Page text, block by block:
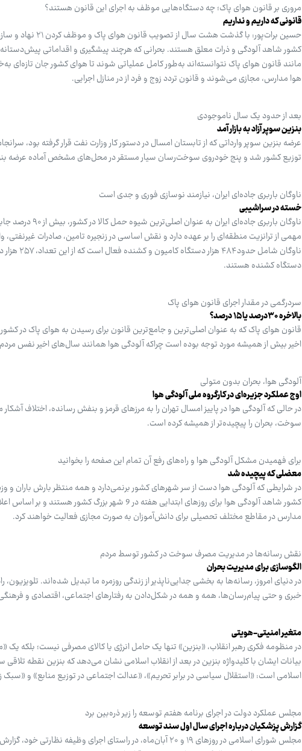
مروری بر قانون هوای پاک؛ چه دستگاه‌هایی موظف به اجرای این قانون هستند؟
قانونی که داریم و نداریم
حسین برات‌پور: با گذشت
کشور شاهد آلودگی و ذرات معلق هستند. بحرانی که هرچند پیشگیری و اقداماتی پیش‌دستانه را
مانند قانون هوای پاک نتوانسته‌اند به‌طور کامل عملیاتی شوند تا هوای کشور جان تازه‌ای
هوا مدارس، مجازی می‌شوند و قانون تردد زوج و فرد از در منازل اجرایی.
بعد از حدود یک سال ناموجودی
بنزین سوپر آزاد به بازار آمد
عرضه بنزین سوپر وارداتی که از تابستان امسال در دستور کار وزارت نفت قرار گرفته بود،
توزیع کشور شد و پنج خودروی سوخت‌رسان سیار مستقر در محل‌های مشخص آماده عرضه
ناوگان باربری جاده‌ای ایران، نیازمند نوسازی فوری و جدی است
خسته در سراشیبی
ناوگان باربری جاده‌ای
مهمی از ترانزیت منطقه‌ای را بر عهده دارد و نقش اساسی در زنجیره تامین، صادرات غیرنفتی،
دستگاه کشنده هستند.
سردرگمی در مقدار اجرای قانون هوای پاک
بالاخره ۳۰درصد یا ۱۵ درصد؟
قانون هوای پاک که به عنوان اصلی‌ترین و جامع‌ترین قانون برای رسیدن به هوای پاک در
اخیر بیش از همیشه مورد توجه بوده است چراکه آلودگی هوا همانند سال‌های اخیر نفس
آلودگی هوا، بحران بدون متولی
اوج عملکرد جزیره‌ای در کارگروه ملی آلودگی هوا
در حالی که آلودگی هوا در پاییز امسال تهران را به مرزهای قرمز و بنفش رسانده، اختلاف
سوخت، بحران را پیچیده‌تر از همیشه کرده است.
برای فهمیدن مشکل آلودگی هوا و راه‌های رفع آن تمام این صفحه را بخوانید
معضلی که پیچیده شد
در شرایطی که آلودگی هوا دست از سر شهرهای کشور برنمی‌دارد و همه منتظر بارش باران و
کشور شاهد آلودگی هوا برای روزهای ابتدایی هفته در 9 شهر
مدارس در مقاطع مختلف تحصیلی برای دانش‌آموزان به صورت مجازی فعالیت خواهند کرد.
نقش رسانه‌ها در مدیریت مصرف سوخت در کشور توسط مردم
الگوسازی برای مدیریت بحران
در دنیای امروز، رسانه‌ها به بخشی جدایی‌ناپذیر از زندگی روزمره ما تبدیل شده‌اند.
خبری و حتی پیام‌رسان‌ها، همه و همه در شکل‌دادن به رفتارهای اجتماعی، اقتصادی و
متغیر امنیتی-هویتی
در منظومه فکری رهبر انقلاب، «بنزین» تنها یک حامل انرژی یا کالای مصرفی نیست؛ بلکه
بیانات ایشان با کلیدواژه بنزین در بعد از انقلاب اسلامی نشان می‌دهد که بنزین نقطه
اسلامی است: «استقلال سیاسی در برابر تحریم»، «عدالت اجتماعی در توزیع منابع» و
مجلس عملکرد دولت در اجرای برنامه هفتم توسعه را زیر ذره‌بین برد
گزارش پزشکیان درباره اجرای سال اول سند توسعه
مجلس شورای اسلامی در روزهای ۱۹ و ۲۰ آبان‌ماه، در راستای اجرای وظیفه